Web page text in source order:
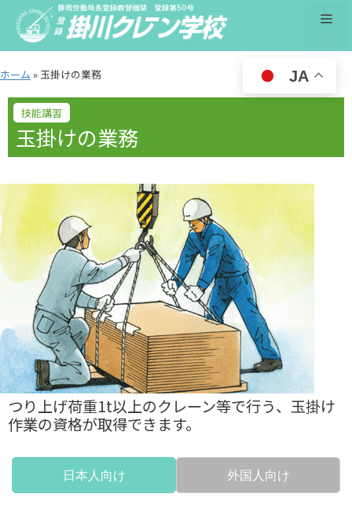
テ
ン
プ
メ
ホーム » 玉掛けの業務
玉掛けの業務
つり上げ荷重1t以上のクレーン等で行う、玉掛け
作業の資格が取得できます。
日本人向け 外国人向け
JA